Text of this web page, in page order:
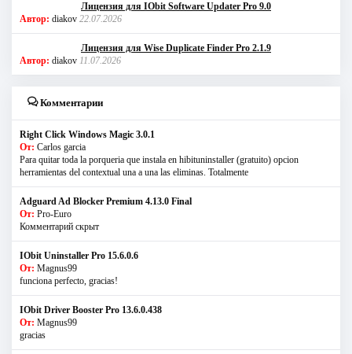
Лицензия для IObit Software Updater Pro 9.0
Автор: diakov 22.07.2026
Лицензия для Wise Duplicate Finder Pro 2.1.9
Автор: diakov 11.07.2026
Комментарии
Right Click Windows Magic 3.0.1
От: Carlos garcia
Para quitar toda la porqueria que instala en hibituninstaller (gratuito) opcion
herramientas del contextual una a una las eliminas. Totalmente
Adguard Ad Blocker Premium 4.13.0 Final
От: Pro-Euro
Комментарий скрыт
IObit Uninstaller Pro 15.6.0.6
От: Magnus99
funciona perfecto, gracias!
IObit Driver Booster Pro 13.6.0.438
От: Magnus99
gracias